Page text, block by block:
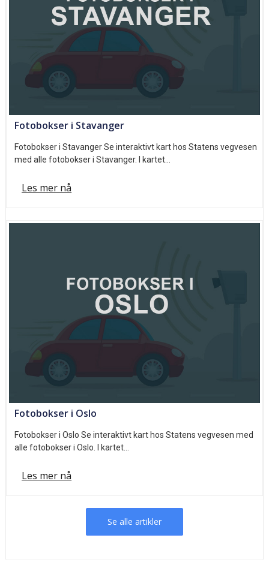
Fotobokser i Stavanger
Fotobokser i Stavanger Se interaktivt kart hos Statens vegvesen
med alle fotobokser i Stavanger. I kartet…
Les mer nå
Fotobokser i Oslo
Fotobokser i Oslo Se interaktivt kart hos Statens vegvesen med
alle fotobokser i Oslo. I kartet…
Les mer nå
Se alle artikler